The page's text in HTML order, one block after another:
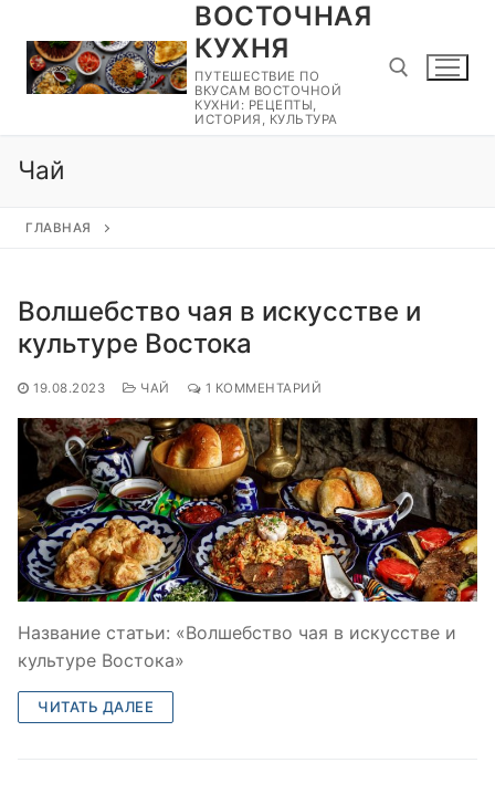
содержимому
ВОСТОЧНАЯ
КУХНЯ
ПУТЕШЕСТВИЕ ПО
ВКУСАМ ВОСТОЧНОЙ
КУХНИ: РЕЦЕПТЫ,
ИСТОРИЯ, КУЛЬТУРА
Чай
ГЛАВНАЯ
Волшебство чая в искусстве и
культуре Востока
19.08.2023 ЧАЙ 1 КОММЕНТАРИЙ
Название статьи: «Волшебство чая в искусстве и
культуре Востока»
ЧИТАТЬ ДАЛЕЕ